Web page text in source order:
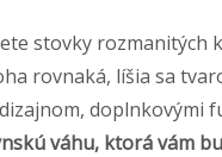
stovky rozmanitých
rovnaká, líšia sa
doplnkovými
váhu, ktorá vám